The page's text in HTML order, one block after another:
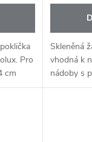
Pro
cm
Skleněná
vhodná k
nádoby s